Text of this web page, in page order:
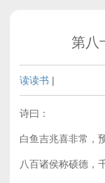
第八
读读书 |
诗曰：
白鱼吉兆喜非常，
八百诸侯称硕德，